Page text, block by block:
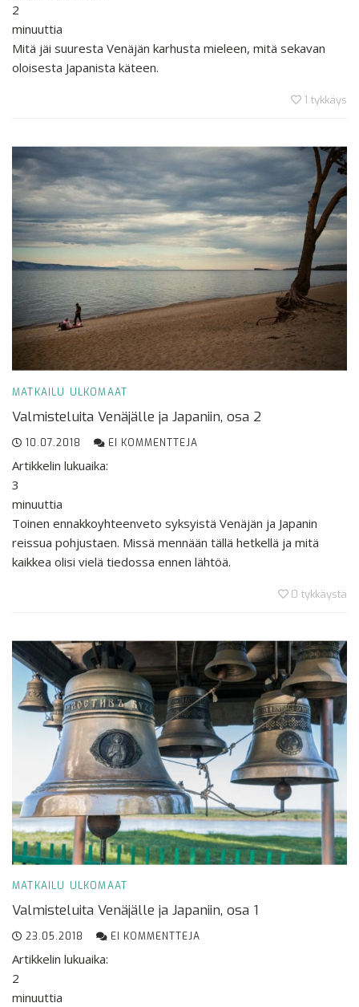
2
minuuttia
Mitä jäi suuresta Venäjän karhusta mieleen, mitä sekavan
oloisesta Japanista käteen.
1 tykkäys
MATKAILU ULKOMAAT
Valmisteluita Venäjälle ja Japaniin, osa 2
10.07.2018 EI KOMMENTTEJA
Artikkelin lukuaika:
3
minuuttia
Toinen ennakkoyhteenveto syksyistä Venäjän ja Japanin
reissua pohjustaen. Missä mennään tällä hetkellä ja mitä
kaikkea olisi vielä tiedossa ennen lähtöä.
0 tykkäystä
MATKAILU ULKOMAAT
Valmisteluita Venäjälle ja Japaniin, osa 1
23.05.2018 EI KOMMENTTEJA
Artikkelin lukuaika:
2
minuuttia